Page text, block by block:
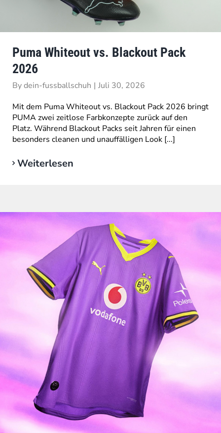
Puma Whiteout vs. Blackout Pack
2026
Bydein-fussballschuh | Juli 30, 2026
Mit dem Puma Whiteout vs. Blackout Pack 2026 bringt
PUMA zwei zeitlose Farbkonzepte zurück auf den
Platz. Während Blackout Packs seit Jahren für einen
besonders cleanen und unauffälligen Look [...]
Weiterlesen